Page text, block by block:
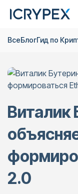
ВсеБлогГид по
Виталик
2.0